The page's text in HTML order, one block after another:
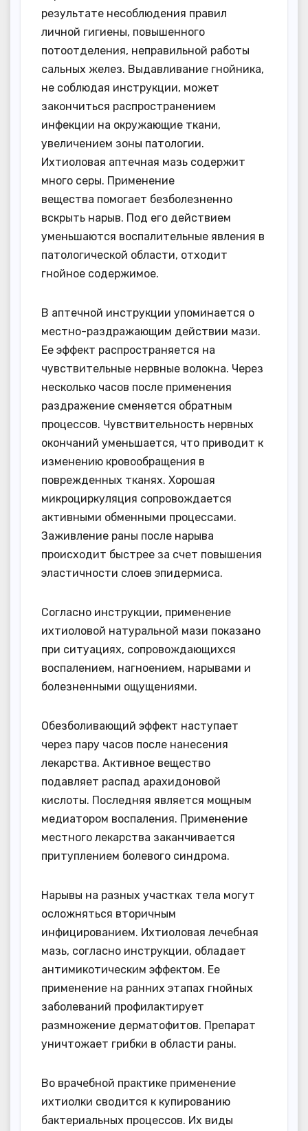
результате несоблюдения правил
личной гигиены, повышенного
потоотделения, неправильной работы
сальных желез. Выдавливание гнойника,
не соблюдая инструкции, может
закончиться распространением
инфекции на окружающие ткани,
увеличением зоны патологии.
Ихтиоловая аптечная мазь содержит
много серы. Применение
вещества помогает безболезненно
вскрыть нарыв. Под его действием
уменьшаются воспалительные явления в
патологической области, отходит
гнойное содержимое.
В аптечной инструкции упоминается о
местно-раздражающим действии мази.
Ее эффект распространяется на
чувствительные нервные волокна. Через
несколько часов после применения
раздражение сменяется обратным
процессов. Чувствительность нервных
окончаний уменьшается, что приводит к
изменению кровообращения в
поврежденных тканях. Хорошая
микроциркуляция сопровождается
активными обменными процессами.
Заживление раны после нарыва
происходит быстрее за счет повышения
эластичности слоев эпидермиса.
Согласно инструкции, применение
ихтиоловой натуральной мази показано
при ситуациях, сопровождающихся
воспалением, нагноением, нарывами и
болезненными ощущениями.
Обезболивающий эффект наступает
через пару часов после нанесения
лекарства. Активное вещество
подавляет распад арахидоновой
кислоты. Последняя является мощным
медиатором воспаления. Применение
местного лекарства заканчивается
притуплением болевого синдрома.
Нарывы на разных участках тела могут
осложняться вторичным
инфицированием. Ихтиоловая лечебная
мазь, согласно инструкции, обладает
антимикотическим эффектом. Ее
применение на ранних этапах гнойных
заболеваний профилактирует
размножение дерматофитов. Препарат
уничтожает грибки в области раны.
Во врачебной практике применение
ихтиолки сводится к купированию
бактериальных процессов. Их виды